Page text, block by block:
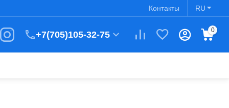
RU
Контакты
+7(705)105-32-75 0